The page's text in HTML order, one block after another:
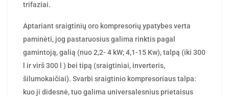
trifaziai.
Aptariant sraigtinių oro kompresorių ypatybes verta
paminėti, jog pastaruosius galima rinktis pagal
gamintoją, galią (nuo 2,2- 4 kW; 4,1-15 Kw), talpą (iki 300
l ir virš 300 l ) bei tipą (sraigtiniai, inverteris,
šilumokaičiai). Svarbi sraigtinio kompresoriaus talpa:
kuo ji didesnė, tuo galima universalesnius prietaisus